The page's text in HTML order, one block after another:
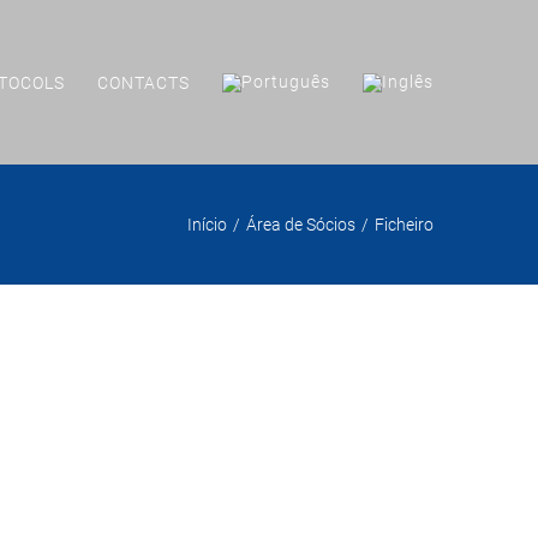
CONTACTS
Início Área de Sócios Ficheiro